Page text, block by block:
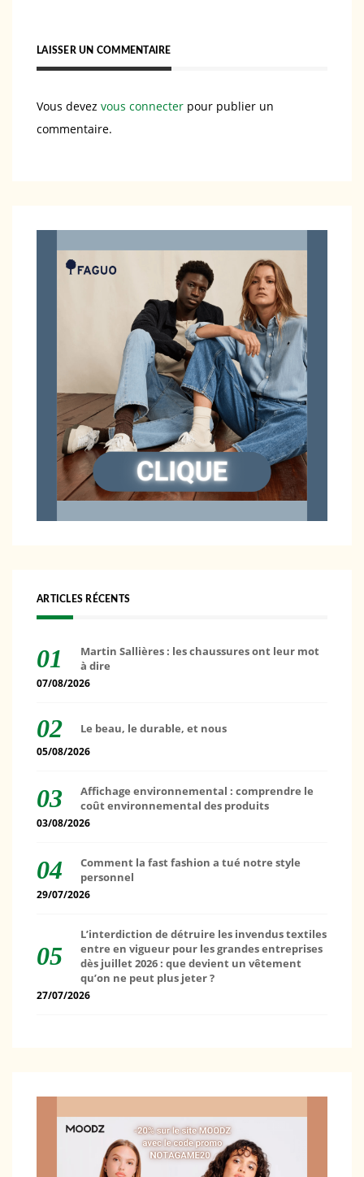
LAISSER UN COMMENTAIRE
Vous devez vous connecter pour publier un
commentaire.
ARTICLES RÉCENTS
Martin Sallières : les chaussures ont leur mot
à dire
07/08/2026
Le beau, le durable, et nous
05/08/2026
Affichage environnemental : comprendre le
coût environnemental des produits
03/08/2026
Comment la fast fashion a tué notre style
personnel
29/07/2026
L’interdiction de détruire les invendus textiles
entre en vigueur pour les grandes entreprises
dès juillet 2026 : que devient un vêtement
qu’on ne peut plus jeter ?
27/07/2026